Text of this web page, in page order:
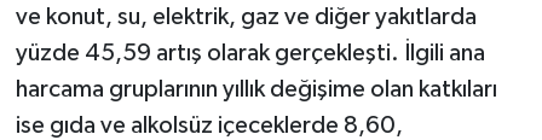
ve konut, su, elektrik, gaz ve diğer yakıtlarda
yüzde 45,59 artış olarak gerçekleşti. İlgili ana
harcama gruplarının yıllık değişime olan katkıları
ise gıda ve alkolsüz içeceklerde 8,60,